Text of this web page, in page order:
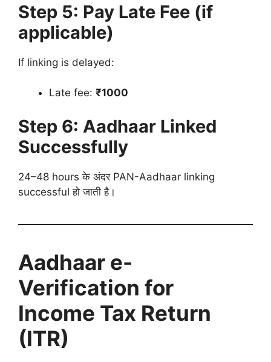
Step 5: Pay Late Fee (if
applicable)
If linking is delayed:
Late fee: ₹1000
Step 6: Aadhaar Linked
Successfully
24–48 hours के अंदर PAN-Aadhaar linking
successful हो जाती है।
Aadhaar e-
Verification for
Income Tax Return
(ITR)